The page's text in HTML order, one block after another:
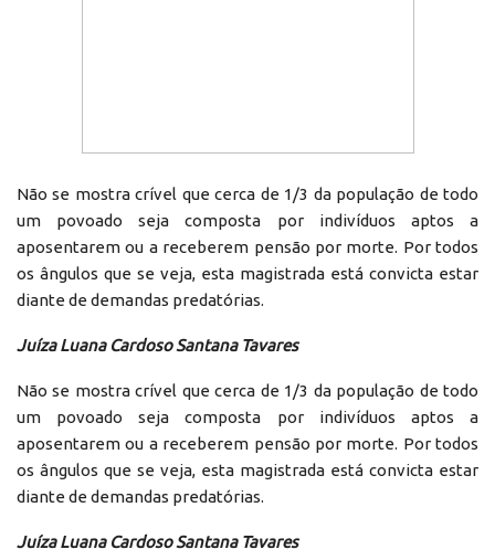
Não se mostra crível que cerca de 1/3 da população de todo
um povoado seja composta por indivíduos aptos a
aposentarem ou a receberem pensão por morte. Por todos
os ângulos que se veja, esta magistrada está convicta estar
diante de demandas predatórias.
Juíza Luana Cardoso Santana Tavares
Não se mostra crível que cerca de 1/3 da população de todo
um povoado seja composta por indivíduos aptos a
aposentarem ou a receberem pensão por morte. Por todos
os ângulos que se veja, esta magistrada está convicta estar
diante de demandas predatórias.
Juíza Luana Cardoso Santana Tavares